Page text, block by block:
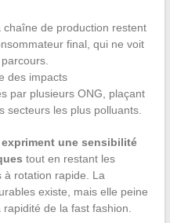
de production restent
final, qui ne voit
des impacts
par plusieurs ONG, plaçant
secteurs les plus polluants.
une sensibilité
tout en restant les
à rotation rapide. La
existe, mais elle peine
de la fast fashion.